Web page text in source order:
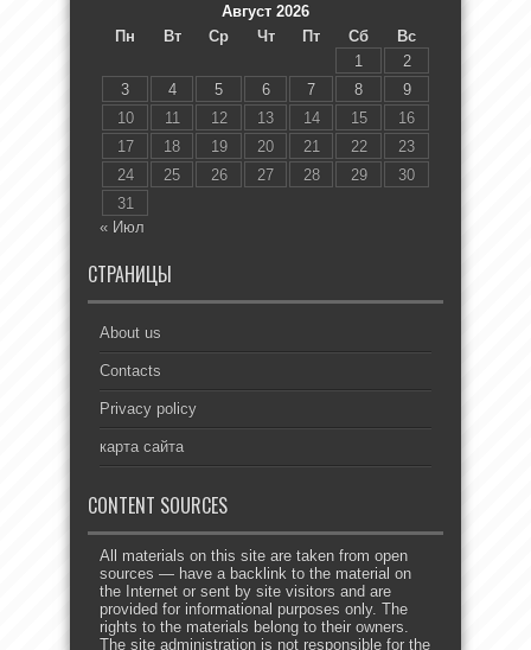
Август 2026
Пн
Вт Ср Чт Пт Сб
Вс
1
2
3
4 5 6 7 8
9
10
11 12 13 14 15
16
17
18 19 20 21 22
23
24
25 26 27 28 29
30
31
« Июл
СТРАНИЦЫ
About us
Contacts
Privacy policy
карта сайта
CONTENT SOURCES
All materials on this site are taken from open
sources — have a backlink to the material on
the Internet or sent by site visitors and are
provided for informational purposes only. The
rights to the materials belong to their owners.
The site administration is not responsible for the